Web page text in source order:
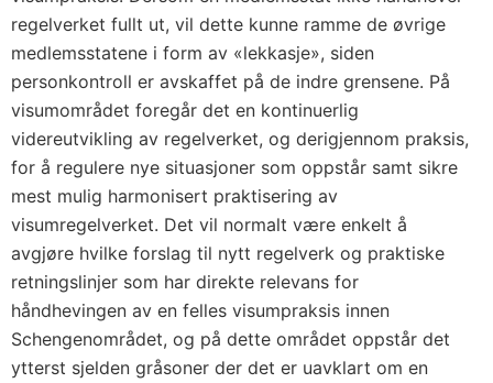
regelverket fullt ut, vil dette kunne ramme de øvrige
medlemsstatene i form av «lekkasje», siden
personkontroll er avskaffet på de indre grensene. På
visumområdet foregår det en kontinuerlig
videreutvikling av regelverket, og derigjennom praksis,
for å regulere nye situasjoner som oppstår samt sikre
mest mulig harmonisert praktisering av
visumregelverket. Det vil normalt være enkelt å
avgjøre hvilke forslag til nytt regelverk og praktiske
retningslinjer som har direkte relevans for
håndhevingen av en felles visumpraksis innen
Schengenområdet, og på dette området oppstår det
ytterst sjelden gråsoner der det er uavklart om en